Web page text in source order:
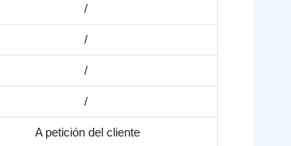
/
/
/
/
A petición del cliente